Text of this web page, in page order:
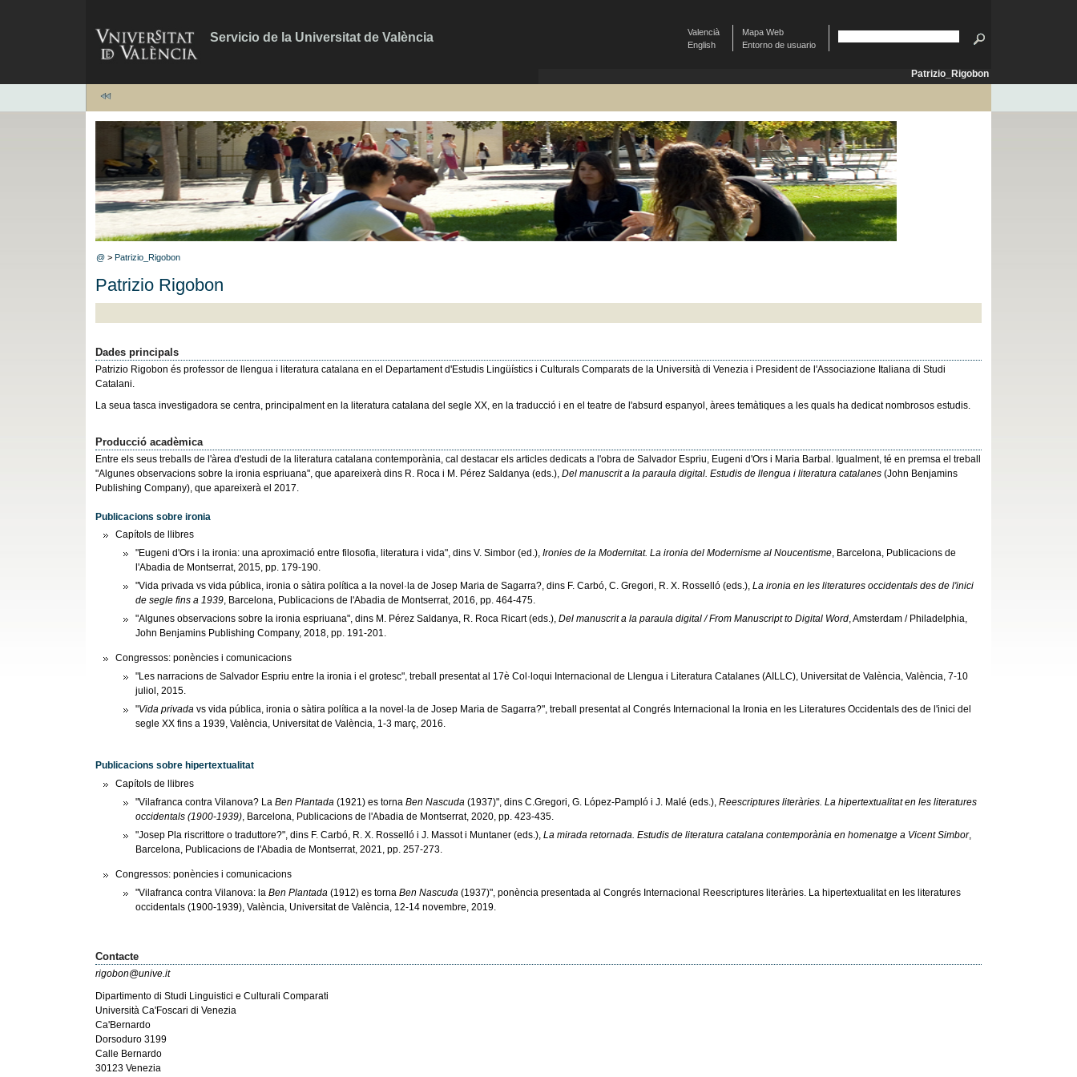
Servicio de la Universitat de València
Mapa Web
Entorno de usuario
Valencià
English
Patrizio_Rigobon
@ >Patrizio_Rigobon
Patrizio Rigobon
Dades principals
Patrizio Rigobon és professor de llengua i literatura catalana en el Departament d'Estudis Lingüístics i Culturals Comparats de la Università di Venezia i President de l'Associazione Italiana di Studi
Catalani.
La seua tasca investigadora se centra, principalment en la literatura catalana del segle XX, en la traducció i en el teatre de l'absurd espanyol, àrees temàtiques a les quals ha dedicat nombrosos estudis.
Producció acadèmica
Entre els seus treballs de l'àrea d'estudi de la literatura catalana contemporània, cal destacar els articles dedicats a l'obra de Salvador Espriu, Eugeni d'Ors i Maria Barbal. Igualment, té en premsa el treball
"Algunes observacions sobre la ironia espriuana", que apareixerà dins R. Roca i M. Pérez Saldanya (eds.), Del manuscrit a la paraula digital. Estudis de llengua i literatura catalanes (John Benjamins
Publishing Company), que apareixerà el 2017.
Publicacions sobre ironia
Capítols de llibres
"Eugeni d'Ors i la ironia: una aproximació entre filosofia, literatura i vida", dins V. Simbor (ed.), Ironies de la Modernitat. La ironia del Modernisme al Noucentisme, Barcelona, Publicacions de
l'Abadia de Montserrat, 2015, pp. 179-190.
"Vida privada vs vida pública, ironia o sàtira política a la novel·la de Josep Maria de Sagarra?, dins F. Carbó, C. Gregori, R. X. Rosselló (eds.), La ironia en les literatures occidentals des de l'inici
de segle fins a 1939, Barcelona, Publicacions de l'Abadia de Montserrat, 2016, pp. 464-475.
"Algunes observacions sobre la ironia espriuana", dins M. Pérez Saldanya, R. Roca Ricart (eds.), Del manuscrit a la paraula digital / From Manuscript to Digital Word, Amsterdam / Philadelphia,
John Benjamins Publishing Company, 2018, pp. 191-201.
Congressos: ponències i comunicacions
"Les narracions de Salvador Espriu entre la ironia i el grotesc", treball presentat al 17è Col·loqui Internacional de Llengua i Literatura Catalanes (AILLC), Universitat de València, València, 7-10
juliol, 2015.
"Vida privada vs vida pública, ironia o sàtira política a la novel·la de Josep Maria de Sagarra?", treball presentat al Congrés Internacional la Ironia en les Literatures Occidentals des de l'inici del
segle XX fins a 1939, València, Universitat de València, 1-3 març, 2016.
Publicacions sobre hipertextualitat
Capítols de llibres
"Vilafranca contra Vilanova? La Ben Plantada (1921) es torna Ben Nascuda (1937)", dins C.Gregori, G. López-Pampló i J. Malé (eds.), Reescriptures literàries. La hipertextualitat en les literatures
occidentals (1900-1939), Barcelona, Publicacions de l'Abadia de Montserrat, 2020, pp. 423-435.
"Josep Pla riscrittore o traduttore?", dins F. Carbó, R. X. Rosselló i J. Massot i Muntaner (eds.), La mirada retornada. Estudis de literatura catalana contemporània en homenatge a Vicent Simbor,
Barcelona, Publicacions de l'Abadia de Montserrat, 2021, pp. 257-273.
Congressos: ponències i comunicacions
"Vilafranca contra Vilanova: la Ben Plantada (1912) es torna Ben Nascuda (1937)", ponència presentada al Congrés Internacional Reescriptures literàries. La hipertextualitat en les literatures
occidentals (1900-1939), València, Universitat de València, 12-14 novembre, 2019.
Contacte
rigobon@unive.it
Dipartimento di Studi Linguistici e Culturali Comparati
Università Ca'Foscari di Venezia
Ca'Bernardo
Dorsoduro 3199
Calle Bernardo
30123 Venezia